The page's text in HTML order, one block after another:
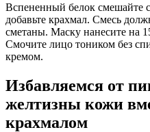
Вспененный белок смешайте
добавьте крахмал. Смесь
сметаны. Маску нанесите на
Смочите лицо тоником без
кремом.
Избавляемся от
желтизны кожи
крахмалом